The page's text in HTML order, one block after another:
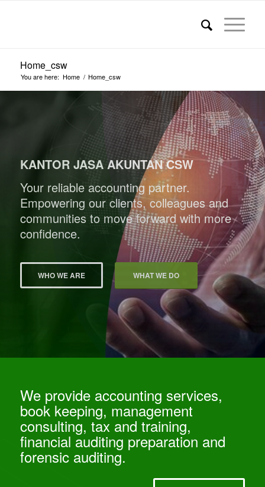
Home_csw
You are here: Home / Home_csw
KANTOR JASA AKUNTAN CSW
Your reliable accounting partner.
Empowering our clients, colleagues and
communities to move forward with more
confidence.
WHO WE ARE WHAT WE DO
We provide accounting services,
book keeping, management
consulting, tax and training,
financial auditing preparation and
forensic auditing.